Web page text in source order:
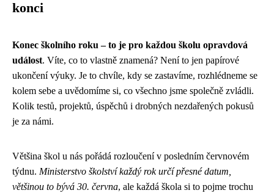
konci
Konec školního roku – to je pro každou školu opravdová
událost. Víte, co to vlastně znamená? Není to jen papírové
ukončení výuky. Je to chvíle, kdy se zastavíme, rozhlédneme se
kolem sebe a uvědomíme si, co všechno jsme společně zvládli.
Kolik testů, projektů, úspěchů i drobných nezdařených pokusů
je za námi.
Většina škol u nás pořádá rozloučení v posledním červnovém
týdnu. Ministerstvo školství každý rok určí přesné datum,
většinou to bývá 30. června, ale každá škola si to pojme trochu